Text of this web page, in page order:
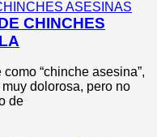
CHINCHES
“chinche asesina”,
muy dolorosa, pero no
de